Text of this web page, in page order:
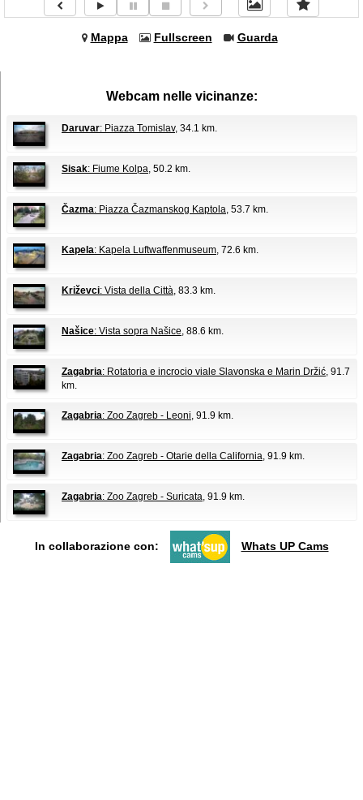
Mappa Fullscreen Guarda
Webcam nelle vicinanze:
Daruvar: Piazza Tomislav, 34.1 km.
Sisak: Fiume Kolpa, 50.2 km.
Čazma: Piazza Čazmanskog Kaptola, 53.7 km.
Kapela: Kapela Luftwaffenmuseum, 72.6 km.
Križevci: Vista della Città, 83.3 km.
Našice: Vista sopra Našice, 88.6 km.
Zagabria: Rotatoria e incrocio viale Slavonska e Marin Držić, 91.7
km.
Zagabria: Zoo Zagreb - Leoni, 91.9 km.
Zagabria: Zoo Zagreb - Otarie della California, 91.9 km.
Zagabria: Zoo Zagreb - Suricata, 91.9 km.
In collaborazione con: Whats UP Cams